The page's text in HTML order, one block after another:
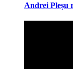
Andrei Pleșu